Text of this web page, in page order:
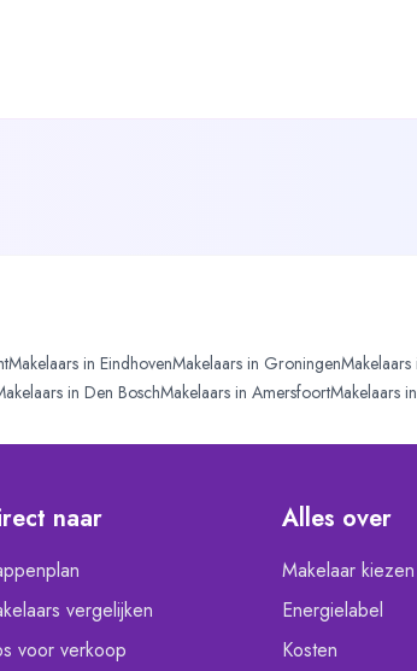
Makelaars in EindhovenMakelaars in GroningenMakelaars
in Den BoschMakelaars in AmersfoortMakelaars in
naar
vergelijken
voor verkoop
Alles over
Makelaar kiezen
Energielabel
Kosten